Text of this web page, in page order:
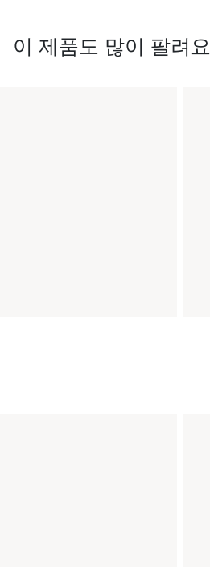
이 제품도 많이 팔려요